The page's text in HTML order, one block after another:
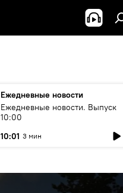
Ежедневные новости
Ежедневные новости. Выпуск
10:00
10:01 3 мин